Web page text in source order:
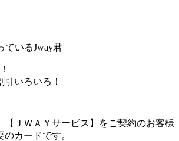
いろいろ！
【ＪＷＡＹサービス】をご契約のお客様
カードです。